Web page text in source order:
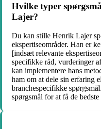
Hvilke typer
Lajer?
Du kan stille Henrik Lajer
ekspertiseområder. Han er
[indsæt relevante
specifikke råd, vurderinger
kan implementere hans
ham om at dele sin erfaring
branchespecifikke
spørgsmål for at få de bedste